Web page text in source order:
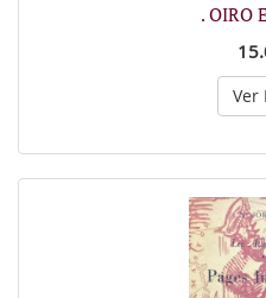
. OIRO
Ver